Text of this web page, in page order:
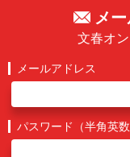
メ
文春オ
メールアドレス
パスワード（半角英